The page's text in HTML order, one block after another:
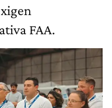
FAA.